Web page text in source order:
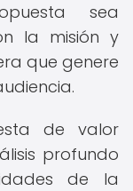
sea
la misión y
que genere
de valor
profundo
de la